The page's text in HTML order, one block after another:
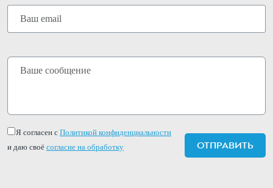
Я согласен с Политикой конфиденциальности
и даю своё согласие на обработку